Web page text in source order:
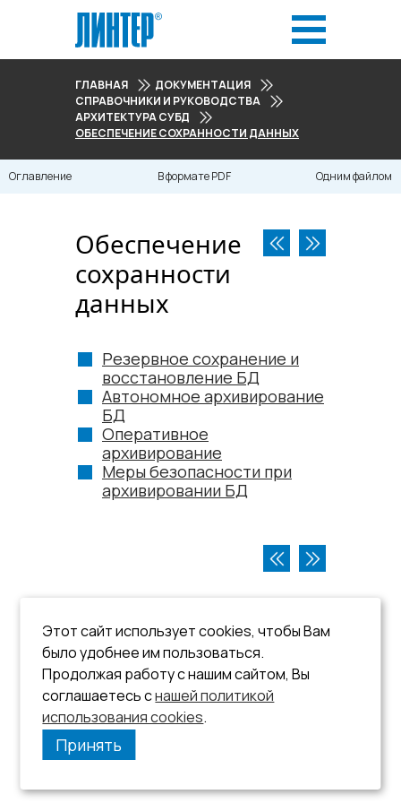
ГЛАВНАЯ
ДОКУМЕНТАЦИЯ
СПРАВОЧНИКИ И РУКОВОДСТВА
АРХИТЕКТУРА СУБД
ОБЕСПЕЧЕНИЕ СОХРАННОСТИ ДАННЫХ
Оглавление В формате PDF Одним файлом
Обеспечение
сохранности
данных
Резервное сохранение и
восстановление БД
Автономное архивирование
БД
Оперативное
архивирование
Меры безопасности при
архивировании БД
Этот сайт использует cookies, чтобы Вам
было удобнее им пользоваться.
Продолжая работу с нашим сайтом, Вы
соглашаетесь снашей политикой
использования cookies.
Принять